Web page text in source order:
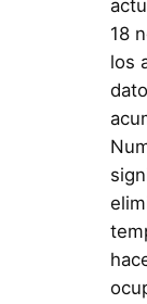
18
los